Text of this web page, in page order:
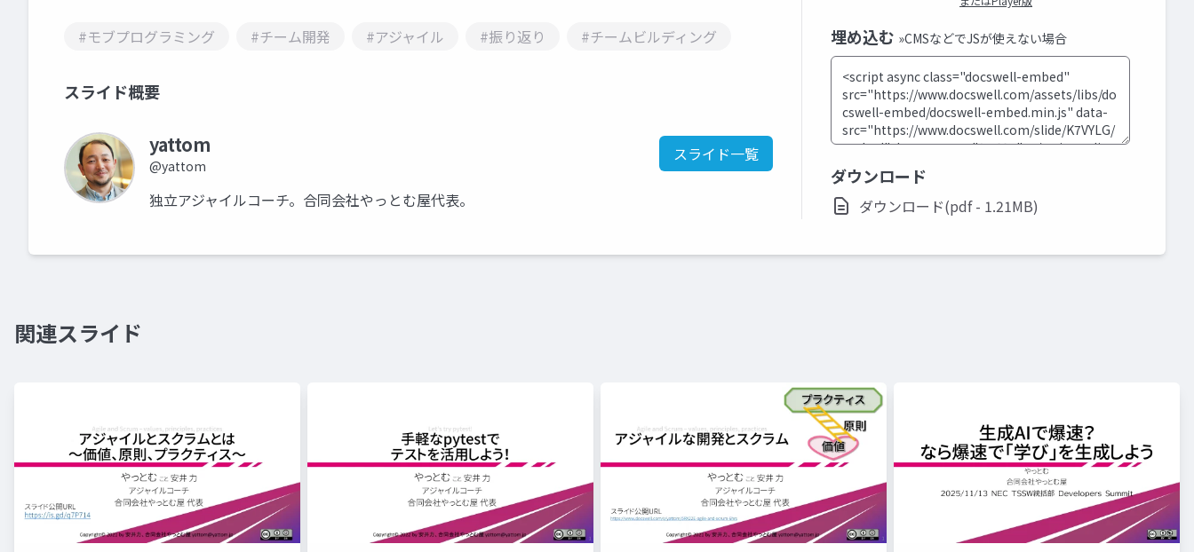
#モブプログラミング #チーム開発 #アジャイル #振り返り #チームビルディング
スライド概要
yattom
@yattom
スライド一覧
独立アジャイルコーチ。合同会社やっとむ屋代表。
埋め込む »CMSなどでJSが使えない場合
ダウンロード
ダウンロード(pdf - 1.21MB)
関連スライド